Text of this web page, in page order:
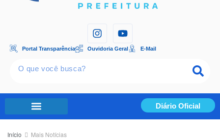
Portal Transparência Ouvidoria Geral E-Mail
Diário Oficial
Início Mais Notícias